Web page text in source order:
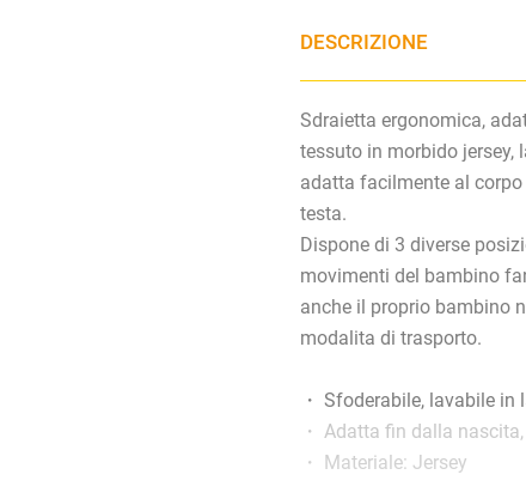
DESCRIZIONE
Sdraietta ergonomica,
tessuto in morbido jersey,
adatta facilmente al
testa.
Dispone di 3 diverse
movimenti del bambino
anche il proprio bambino
modalita di trasporto.
・ Sfoderabile, lavabile in
・ Adatta fin dalla
・ Materiale: Jersey